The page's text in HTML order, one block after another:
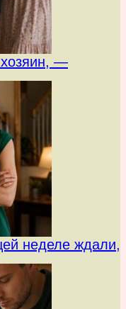
хозяин, —
неделе ждали,